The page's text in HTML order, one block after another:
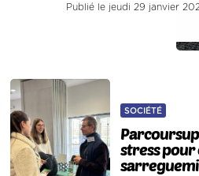
Publié le jeudi 29 janvier
SOCIÉTÉ
stress pour